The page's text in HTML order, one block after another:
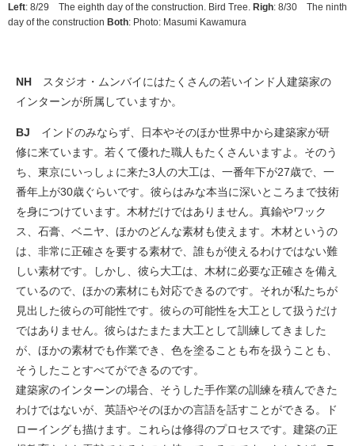
Left: 8/29 The eighth day of the construction. Bird Tree. Righ: 8/30 The ninth
day of the construction Both: Photo: Masumi Kawamura
NH スタジオ・ムンバイにはたくさんの若いインド人建築家の
インターンが所属していますか。
BJ インドのみならず、日本やそのほか世界中から建築家が研
修に来ています。若くて優れた職人もたくさんいますよ。そのう
ち、東京にいっしょに来た3人の大工は、一番年下が27歳で、一
番年上が30歳ぐらいです。彼らはみな本当に深いところまで技術
を身につけています。木材だけではありません。真鍮やワック
ス、石膏、ベニヤ、ほかのどんな素材も使えます。木材というの
は、非常に正確さを要する素材で、誰もが使えるわけではない難
しい素材です。しかし、彼ら大工は、木材に必要な正確さを備え
ているので、ほかの素材にも対応できるのです。それが私たちが
見出した彼らの可能性です。彼らの可能性を大工として扱うだけ
ではありません。彼らはたまたま大工として訓練してきました
が、ほかの素材でも作業でき、色を塗ることも布を扱うことも、
そうしたことすべてができるのです。
建築家のインターンの場合、そうした手作業の訓練を積んできた
わけではないが、英語やそのほかの言語を話すことができる。ド
ローイングも描けます。これらは修得のプロセスです。建築の正